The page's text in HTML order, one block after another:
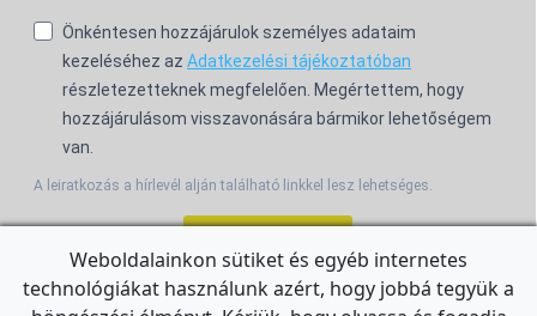
Önkéntesen hozzájárulok személyes adataim
kezeléséhez az Adatkezelési tájékoztatóban
részletezetteknek megfelelően. Megértettem, hogy
hozzájárulásom visszavonására bármikor lehetőségem
van.
A leiratkozás a hírlevél alján található linkkel lesz lehetséges.
For the English Newsletter, clickHERE.
Weboldalainkon sütiket és egyéb internetes
technológiákat használunk azért, hogy jobbá tegyük a